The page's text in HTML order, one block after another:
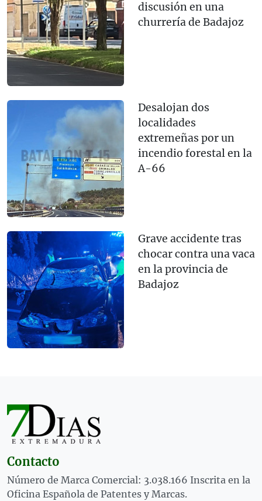
discusión en una
churrería de Badajoz
Desalojan dos
localidades
extremeñas por un
incendio forestal en la
A-66
Grave accidente tras
chocar contra una vaca
en la provincia de
Badajoz
Contacto
Número de Marca Comercial: 3.038.166 Inscrita en la
Oficina Española de Patentes y Marcas.